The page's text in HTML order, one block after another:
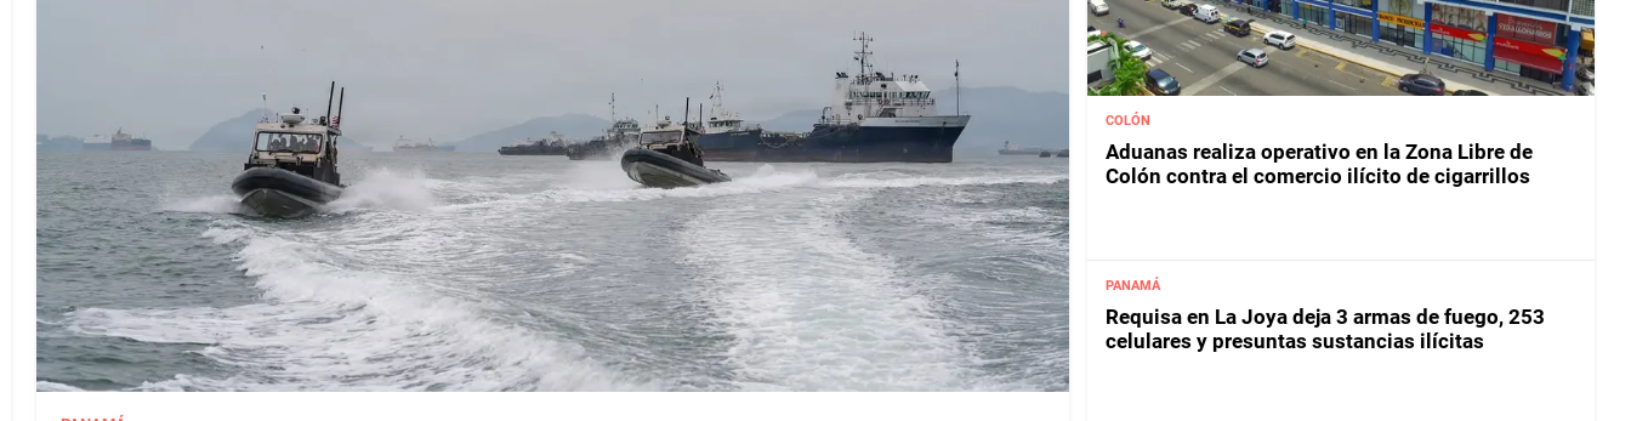
COLÓN
Aduanas realiza operativo en la Zona Libre de
Colón contra el comercio ilícito de cigarrillos
PANAMÁ
Requisa en La Joya deja 3 armas de fuego, 253
celulares y presuntas sustancias ilícitas